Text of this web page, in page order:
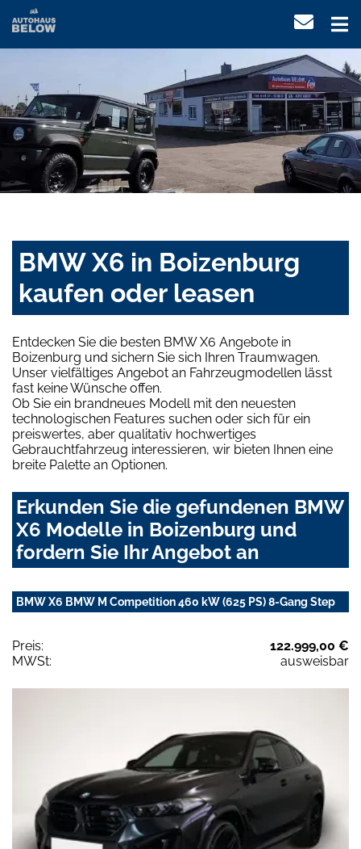
BMW X6 in Boizenburg
kaufen oder leasen
Entdecken Sie die besten BMW X6 Angebote in
Boizenburg und sichern Sie sich Ihren Traumwagen.
Unser vielfältiges Angebot an Fahrzeugmodellen lässt
fast keine Wünsche offen.
Ob Sie ein brandneues Modell mit den neuesten
technologischen Features suchen oder sich für ein
preiswertes, aber qualitativ hochwertiges
Gebrauchtfahrzeug interessieren, wir bieten Ihnen eine
breite Palette an Optionen.
Erkunden Sie die gefundenen BMW
X6 Modelle in Boizenburg und
fordern Sie Ihr Angebot an
BMW X6 BMW M Competition 460 kW (625 PS) 8-Gang Step
Preis:
122.999,00 €
MWSt:
ausweisbar